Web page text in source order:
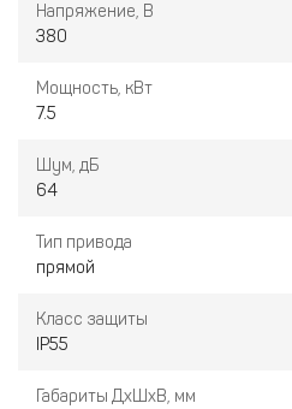
Напряжение, В
380
Мощность, кВт
7.5
Шум, дБ
64
Тип привода
прямой
Класс защиты
IP55
Габариты ДxШxВ, мм